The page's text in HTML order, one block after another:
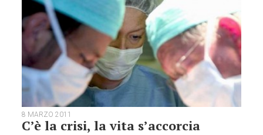
8 MARZO 2011
C’è la crisi, la vita s’accorcia